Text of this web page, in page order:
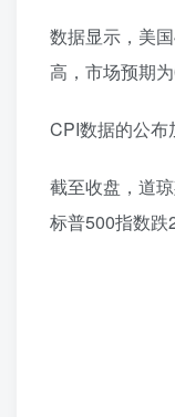
数据显示，美
高，市场预期
CPI数据的公布
截至收盘，道
标普500指数跌